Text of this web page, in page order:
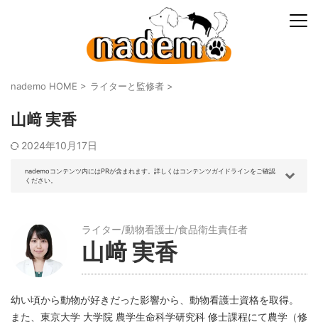
nademo HOME > ライターと監修者 >
山﨑 実香
2024年10月17日
nademoコンテンツ内にはPRが含まれます。詳しくはコンテンツガイドラインをご確認
ください。
ライター/動物看護士/食品衛生責任者
山﨑 実香
幼い頃から動物が好きだった影響から、動物看護士資格を取得。
また、東京大学 大学院 農学生命科学研究科 修士課程にて農学（修